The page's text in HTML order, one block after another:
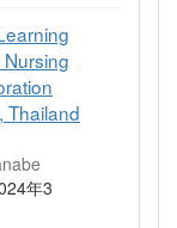
Thailand
年3